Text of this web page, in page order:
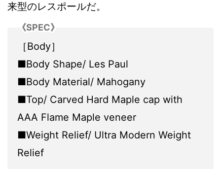
来型のレスポールだ。
《SPEC》
［Body］
■Body Shape/ Les Paul
■Body Material/ Mahogany
■Top/ Carved Hard Maple cap with
AAA Flame Maple veneer
■Weight Relief/ Ultra Modern Weight
Relief